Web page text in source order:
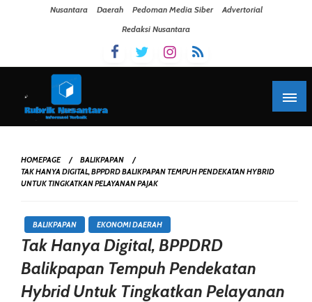
Nusantara Daerah Pedoman Media Siber
Advertorial
Redaksi Nusantara
HOMEPAGE
BALIKPAPAN
TAK HANYA DIGITAL, BPPDRD BALIKPAPAN TEMPUH PENDEKATAN HYBRID
UNTUK TINGKATKAN PELAYANAN PAJAK
BALIKPAPAN EKONOMI DAERAH
Tak Hanya Digital, BPPDRD
Balikpapan Tempuh Pendekatan
Hybrid Untuk Tingkatkan Pelayanan